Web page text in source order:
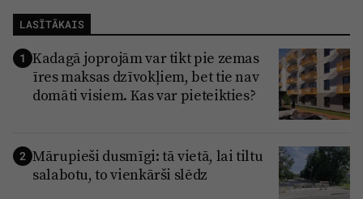
Sludinājumi
LASĪTĀKAIS
1 Kadagā joprojām var tikt pie zemas
īres maksas dzīvokļiem, bet tie nav
domāti visiem. Kas var pieteikties?
2 Mārupieši dusmīgi: tā vietā, lai tiltu
salabotu, to vienkārši slēdz